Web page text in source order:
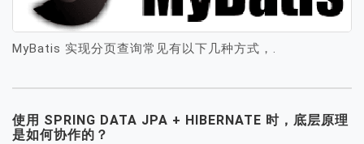
MyBatis 实现分页查询常见有以下几种方式，.
使用 SPRING DATA JPA + HIBERNATE 时，底层原理
是如何协作的？